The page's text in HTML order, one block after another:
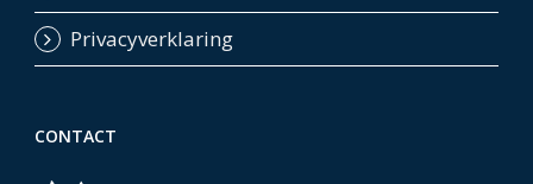
Privacyverklaring
CONTACT